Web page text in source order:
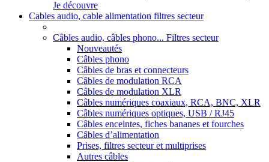
Je découvre
Cables audio, cable alimentation filtres secteur
Câbles audio, câbles phono... Filtres secteur
Nouveautés
Câbles phono
Câbles de bras et connecteurs
Câbles de modulation RCA
Câbles de modulation XLR
Câbles numériques coaxiaux, RCA, BNC, XLR
Câbles numériques optiques, USB / RJ45
Câbles enceintes, fiches bananes et fourches
Câbles d’alimentation
Prises, filtres secteur et multiprises
Autres câbles